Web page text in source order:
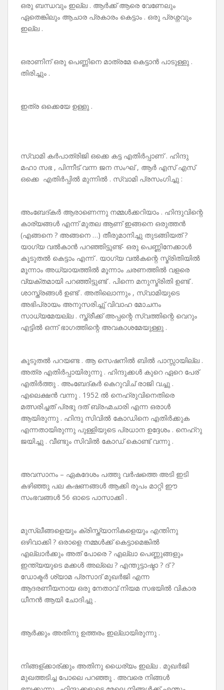
ഒരു ബന്ധവും ഇല്ല . ആർക്ക് ആരെ വേണേലും
ഏതെങ്കിലും ആചാര പ്രകാരം കെട്ടാം . ഒരു പ്രശ്നവും
ഇല്ല .
ഒരാണിന് ഒരു പെണ്ണിനെ മാത്രമേ കെട്ടാൻ പാടുള്ളു .
തിരിച്ചും .
ഇത്ര ഒക്കെയേ ഉള്ളു .
സ്വാമി കർപാത്രിജി ഒക്കെ കട്ട എതിർപ്പാണ് . ഹിന്ദു
മഹാ സഭ , പിന്നീട് വന്ന ജന സംഘ് , ആർ എസ് എസ്
ഒക്കെ എതിർപ്പിൽ മുന്നിൽ . സ്വാമി പ്രസംഗിച്ചു :
അംബേദ്‌കർ ആരാണെന്നു നമ്മൾക്കറിയാം . ഹിന്ദുവിന്റെ
കാര്യങ്ങൾ എന്ന് മുതല ആണ് ഇങ്ങനെ ഒരുത്തൻ
(എങ്ങനെ ? അങ്ങനെ …) തീരുമാനിച്ചു തുടങ്ങിയത് ?
യാഗ്യ വൽകാൻ പറഞ്ഞിട്ടുണ്ട്- ഒരു പെണ്ണിനേക്കാൾ
കൂടുതൽ കെട്ടാം എന്ന് . യാഗ്യ വൽകന്റെ സ്മ്രിതിയിൽ
മൂന്നാം അധ്യായത്തിൽ മൂന്നാം ചരണത്തിൽ വളരെ
വ്യക്തമായി പറഞ്ഞിട്ടുണ്ട് . പിന്നെ മനുസ്മ്രിതി ഉണ്ട് .
ശാസ്ത്രങ്ങൾ ഉണ്ട് . അതിലൊന്നും , സ്വാമിയുടെ
അഭിപ്രായം അനുസരിച്ചു് വിവാഹ മോചനം
സാധ്യമേയല്ല . സ്ത്രീക്ക് അപ്പന്റെ സ്വത്തിന്റെ വെറും
എട്ടിൽ ഒന്ന് ഭാഗത്തിന്റെ അവകാശമേയുള്ളു .
കൂടുതൽ പറയണ്ട . ആ സെഷനിൽ ബിൽ പാസ്സായില്ല .
അത്ര എതിർപ്പായിരുന്നു . ഹിന്ദുക്കൾ കുറെ ഏറെ പേര്
എതിർത്തു . അംബേദ്‌കർ കെറുവിച് രാജി വച്ചു .
എലെക്ഷൻ വന്നു . 1952 ൽ നെഹ്രുവിനെതിരെ
മത്സരിച്ചത് പ്രഭു ദത് ബ്രഹ്മചാരി എന്ന ഒരാൾ
ആയിരുന്നു . ഹിന്ദു സിവിൽ കോഡിനെ എതിർക്കുക
എന്നതായിരുന്നു പുള്ളിയുടെ പ്രധാന ഉദ്ദേശം . നെഹ്‌റു
ജയിച്ചു . വീണ്ടും സിവിൽ കോഡ് കൊണ്ട് വന്നു .
അവസാനം – ഏകദേശം പത്തു വർഷത്തെ അടി ഇടി
കഴിഞ്ഞു പല കഷണങ്ങൾ ആക്കി രൂപം മാറ്റി ഈ
സംഭവങ്ങൾ 56 ഓടെ പാസാക്കി .
മുസ്ലീങ്ങളെയും ക്രിസ്ത്യാനികളെയും എന്തിനു
ഒഴിവാക്കി ? ഒരാളെ നമ്മൾക്ക് കെട്ടാമെങ്കിൽ
എല്ലാർക്കും അത് പോരെ ? എല്ലാ പെണ്ണുങ്ങളും
ഇന്ത്യയുടെ മക്കൾ അല്ലെ ? എന്തുട്ടാഷ്ടാ ? ദ് ?
ഡോക്ടർ ശ്യാമ പ്രസാദ് മുഖർജി എന്ന
ആദരണീയനായ ഒരു നേതാവ് നിയമ സഭയിൽ വികാര
ധീനൻ ആയി ചോദിച്ചു .
ആർക്കും അതിനു ഉത്തരം ഇല്ലായിരുന്നു .
നിങ്ങള്ക്കാര്ക്കും അതിനു ധൈര്യം ഇല്ല . മുഖർജി
മുഖത്തടിച്ച പോലെ പറഞ്ഞു . അവരെ നിങ്ങൾ